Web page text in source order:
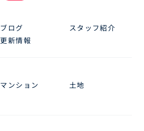
ブログ
スタッフ紹介
更新情報
マンション
土地